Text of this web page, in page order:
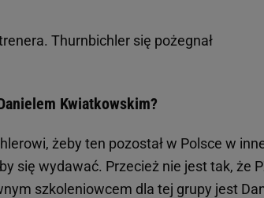
Thurnbichler się pożegnał
Kwiatkowskim?
żeby ten pozostał w Polsce w
się wydawać. Przecież nie jest tak, że
szkoleniowcem dla tej grupy jest